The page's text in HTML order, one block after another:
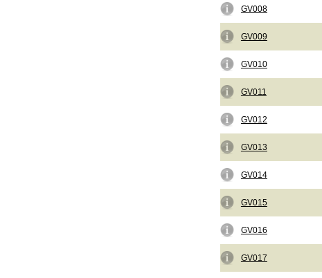
GV008
GV009
GV010
GV011
GV012
GV013
GV014
GV015
GV016
GV017